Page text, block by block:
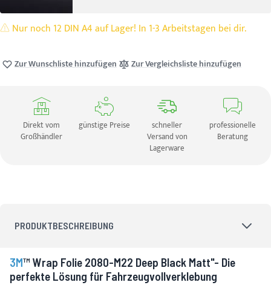
Nur noch 12 DIN A4 auf Lager! In 1-3 Arbeitstagen bei dir.
Zur Wunschliste hinzufügen Zur Vergleichsliste hinzufügen
Direkt vom
Großhändler
günstige Preise
schneller
Versand von
Lagerware
professionelle
Beratung
PRODUKTBESCHREIBUNG
3M™ Wrap Folie 2080-M22 Deep Black Matt"- Die
perfekte Lösung für Fahrzeugvollverklebung